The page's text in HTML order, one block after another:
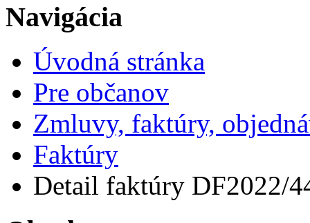
Navigácia
Úvodná stránka
Pre občanov
Zmluvy, faktúry,
Faktúry
Detail faktúry DF2022/